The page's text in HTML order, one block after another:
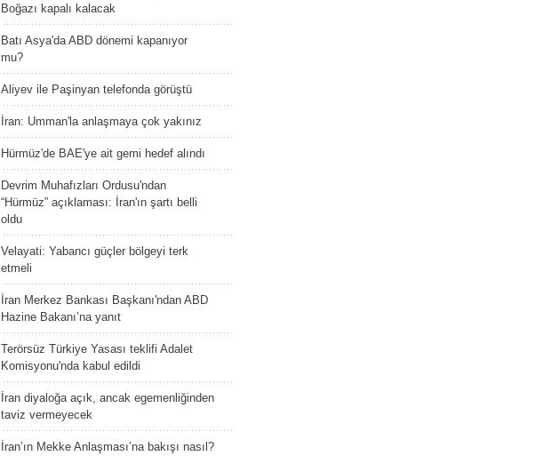
Boğazı kapalı kalacak
Batı Asya'da ABD dönemi kapanıyor
mu?
Aliyev ile Paşinyan telefonda görüştü
İran: Umman'la anlaşmaya çok yakınız
Hürmüz'de BAE'ye ait gemi hedef alındı
Devrim Muhafızları Ordusu'ndan
“Hürmüz” açıklaması: İran'ın şartı belli
oldu
Velayati: Yabancı güçler bölgeyi terk
etmeli
İran Merkez Bankası Başkanı'ndan ABD
Hazine Bakanı’na yanıt
Terörsüz Türkiye Yasası teklifi Adalet
Komisyonu'nda kabul edildi
İran diyaloğa açık, ancak egemenliğinden
taviz vermeyecek
İran’ın Mekke Anlaşması’na bakışı nasıl?